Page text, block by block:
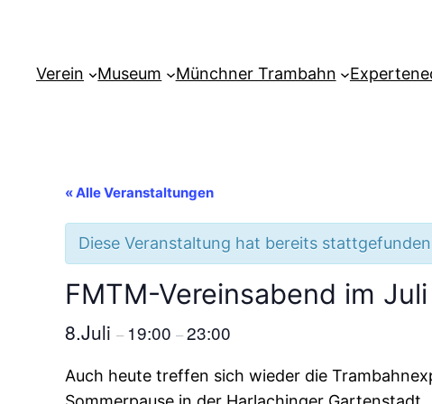
Verein Museum Münchner Trambahn
« Alle Veranstaltungen
Diese Veranstaltung hat bereits
FMTM-Vereinsabend im Juli
8.Juli – 19:00 –23:00
Auch heute treffen sich wieder die